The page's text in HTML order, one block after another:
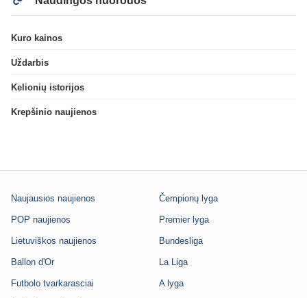
Kuro kainos
Uždarbis
Kelionių istorijos
Krepšinio naujienos
Naujausios naujienos
POP naujienos
Lietuviškos naujienos
Ballon d'Or
Futbolo tvarkarasciai
Čempionų lyga
Premier lyga
Bundesliga
La Liga
A lyga